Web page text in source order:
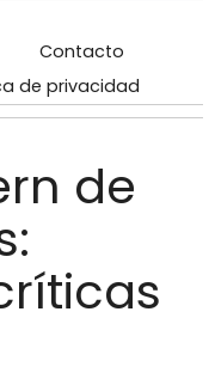
Contacto
de privacidad
de